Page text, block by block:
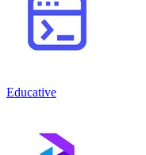
Educative